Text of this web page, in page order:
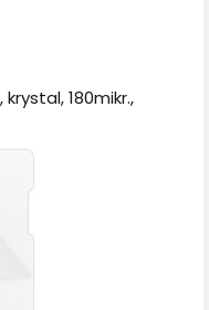
180mikr.,